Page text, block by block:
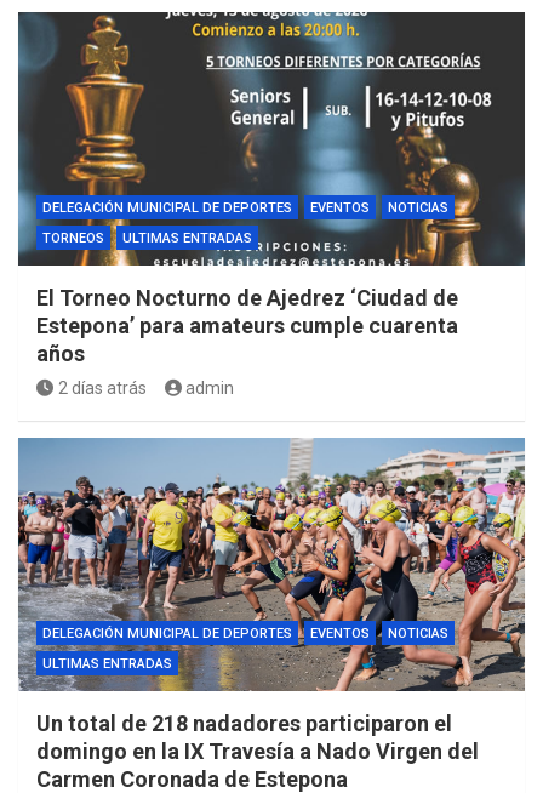
DELEGACIÓN MUNICIPAL DE DEPORTES EVENTOS
NOTICIAS
TORNEOS
ULTIMAS ENTRADAS
El Torneo Nocturno de Ajedrez ‘Ciudad de
Estepona’ para amateurs cumple cuarenta
años
2 días atrás admin
DELEGACIÓN MUNICIPAL DE DEPORTES EVENTOS
NOTICIAS
ULTIMAS ENTRADAS
Un total de 218 nadadores participaron el
domingo en la IX Travesía a Nado Virgen del
Carmen Coronada de Estepona